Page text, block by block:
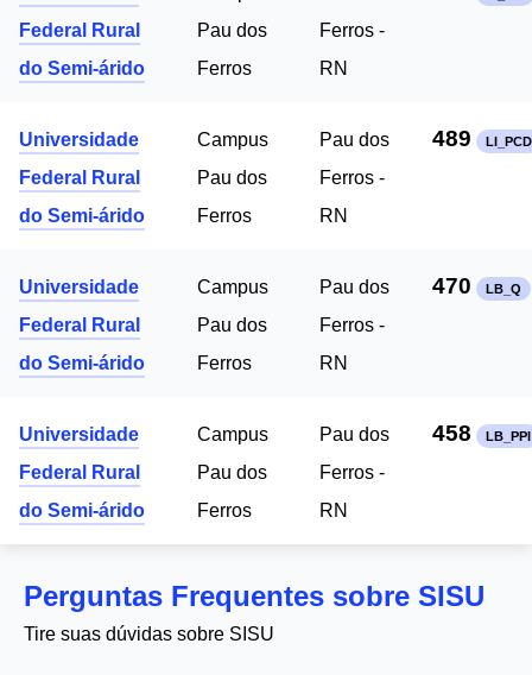
Federal Rural
do Semi-árido
Pau dos
Ferros
Ferros -
RN
Universidade
Federal Rural
do Semi-árido
Campus
Pau dos
Ferros
Pau dos
Ferros -
RN
489 LI_PCD
Universidade
Federal Rural
do Semi-árido
Campus
Pau dos
Ferros
Pau dos
Ferros -
RN
470 LB_Q
Universidade
Federal Rural
do Semi-árido
Campus
Pau dos
Ferros
Pau dos
Ferros -
RN
458 LB_PPI
Perguntas Frequentes sobre SISU
Tire suas dúvidas sobre SISU